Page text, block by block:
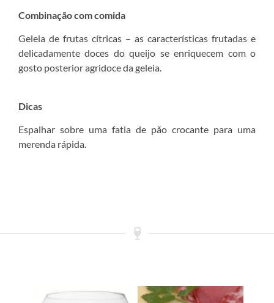
Combinação com comida
Geleia de frutas cítricas – as características frutadas e
delicadamente doces do queijo se enriquecem com o
gosto posterior agridoce da geleia.
Dicas
Espalhar sobre uma fatia de pão crocante para uma
merenda rápida.